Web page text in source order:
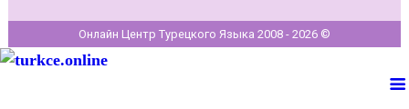
Онлайн Центр Турецкого Языка 2008 - 2026 ©